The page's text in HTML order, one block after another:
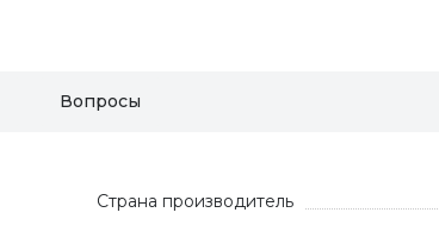
Вопросы
Страна производитель